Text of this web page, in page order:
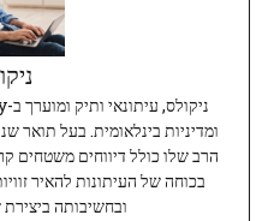
ומדיניות בינלאומית. בעל תואר
הרב שלו כולל דיווחים משטחים
בכוחה של העיתונות להאיר
ובחשיבותה ביצירת